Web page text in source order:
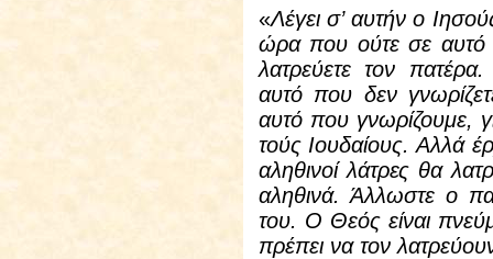
«Λέγει σ’ αυτήν ο
ώρα που ούτε σε αυτό
λατρεύετε τον πατέρα.
αυτό που δεν
αυτό που γνωρίζουμε,
τούς Ιουδαίους. Αλλά
αληθινοί λάτρες θα
αληθινά. Άλλωστε ο
του. Ο Θεός είναι
πρέπει να τον